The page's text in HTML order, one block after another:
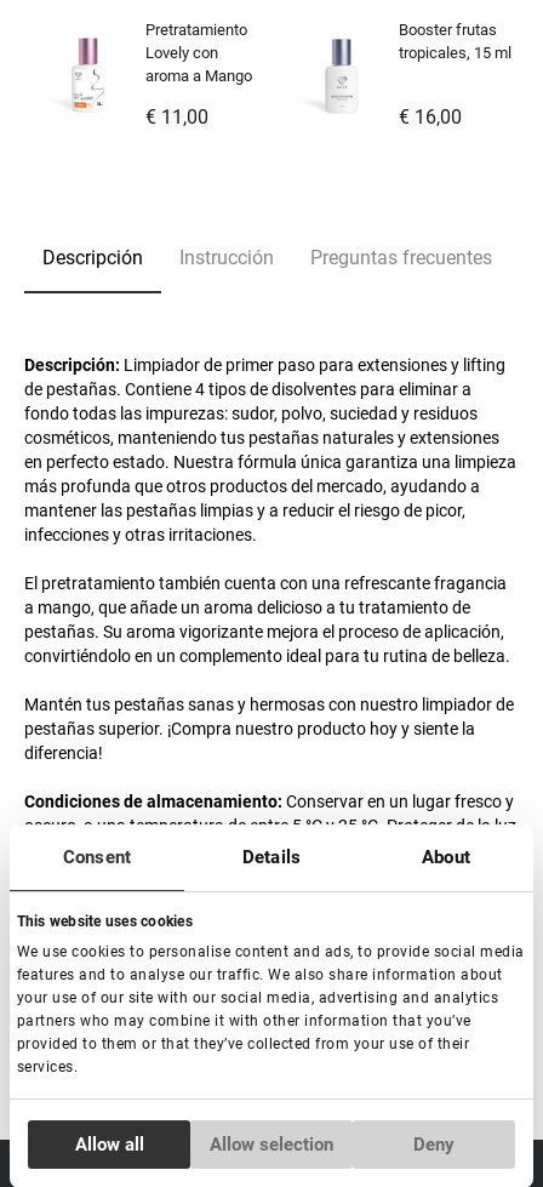
Consent Details About
This website uses cookies
We use cookies to personalise content and ads, to provide social media
features and to analyse our traffic. We also share information about
your use of our site with our social media, advertising and analytics
partners who may combine it with other information that you’ve
provided to them or that they’ve collected from your use of their
services.
Necessary
Allow all Allow selection Deny
Pretratamiento
Lovely con
aroma a Mango
€ 11,00
Booster frutas
tropicales, 15 ml
€ 16,00
Descripción Instrucción Preguntas frecuentes
Descripción: Limpiador de primer paso para extensiones y lifting
de pestañas. Contiene 4 tipos de disolventes para eliminar a
fondo todas las impurezas: sudor, polvo, suciedad y residuos
cosméticos, manteniendo tus pestañas naturales y extensiones
en perfecto estado. Nuestra fórmula única garantiza una limpieza
más profunda que otros productos del mercado, ayudando a
mantener las pestañas limpias y a reducir el riesgo de picor,
infecciones y otras irritaciones.
El pretratamiento también cuenta con una refrescante fragancia
a mango, que añade un aroma delicioso a tu tratamiento de
pestañas. Su aroma vigorizante mejora el proceso de aplicación,
convirtiéndolo en un complemento ideal para tu rutina de belleza.
Mantén tus pestañas sanas y hermosas con nuestro limpiador de
pestañas superior. ¡Compra nuestro producto hoy y siente la
diferencia!
Condiciones de almacenamiento: Conservar en un lugar fresco y
oscuro, a una temperatura de entre 5 °C y 25 °C. Proteger de la luz
solar directa, fuentes de calor y la luz. No mantener el envase
Vida útil del producto:
Fecha de caducidad después de la apertura:6 meses.